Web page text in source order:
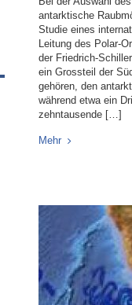
antarktische
Studie eines
Leitung des Polar-
der Friedrich-
ein Grossteil der
gehören, den
während etwa ein
zehntausende […]
Mehr